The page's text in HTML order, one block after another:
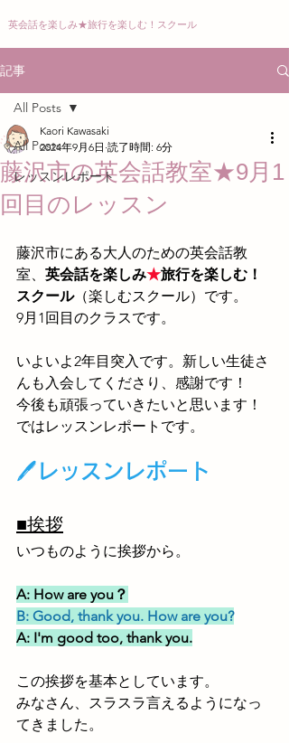
英会話を楽しみ★旅行を楽しむ！スクール
記事
All Posts
レッスンレポート
All Posts
藤沢市の英会話教室★9月1
回目のレッスン
Kaori Kawasaki
2024年9月6日 読了時間: 6分
藤沢市にある大人のための英会話教
室、 英会話を楽しみ★旅行を楽しむ！
スクール（楽しむスクール）です。
9月1回目のクラスです。
いよいよ2年目突入です。新しい生徒さ
んも入会してくださり、感謝です！
今後も頑張っていきたいと思います！
ではレッスンレポートです。
🖊レッスンレポート
■挨拶
いつものように挨拶から。
A: How are you？
B: Good, thank you. How are you?
A: I'm good too, thank you.
この挨拶を基本としています。
みなさん、スラスラ言えるようになっ
てきました。